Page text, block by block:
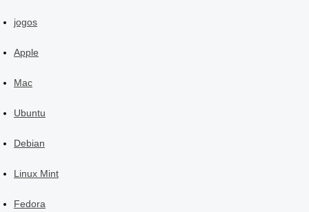
jogos
Apple
Mac
Ubuntu
Debian
Linux Mint
Fedora